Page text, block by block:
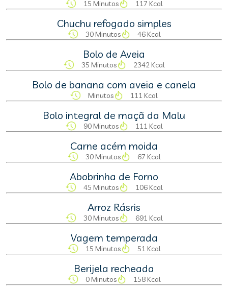
15 Minutos 117 Kcal
Chuchu refogado simples
30 Minutos 46 Kcal
Bolo de Aveia
35 Minutos 2342 Kcal
Bolo de banana com aveia e canela
Minutos 111 Kcal
Bolo integral de maçã da Malu
90 Minutos 111 Kcal
Carne acém moida
30 Minutos 67 Kcal
Abobrinha de Forno
45 Minutos 106 Kcal
Arroz Rásris
30 Minutos 691 Kcal
Vagem temperada
15 Minutos 51 Kcal
Berijela recheada
0 Minutos 158 Kcal